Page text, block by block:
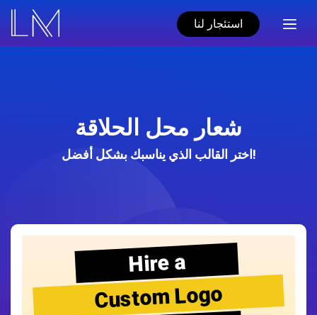
استئجار لنا
شعار محل الحلاقة
اختر القالب الذي يناسبك بشكل أفضل!
Hire a
Custom Logo